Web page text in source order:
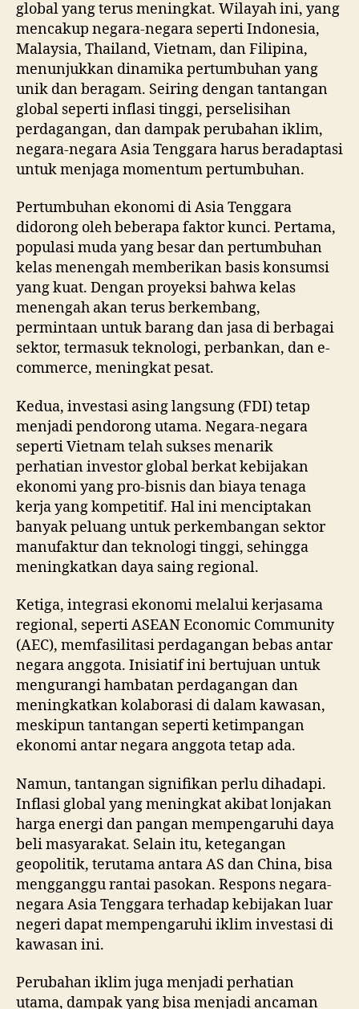
global yang terus meningkat. Wilayah ini, yang
mencakup negara-negara seperti Indonesia,
Malaysia, Thailand, Vietnam, dan Filipina,
menunjukkan dinamika pertumbuhan yang
unik dan beragam. Seiring dengan tantangan
global seperti inflasi tinggi, perselisihan
perdagangan, dan dampak perubahan iklim,
negara-negara Asia Tenggara harus beradaptasi
untuk menjaga momentum pertumbuhan.
Pertumbuhan ekonomi di Asia Tenggara
didorong oleh beberapa faktor kunci. Pertama,
populasi muda yang besar dan pertumbuhan
kelas menengah memberikan basis konsumsi
yang kuat. Dengan proyeksi bahwa kelas
menengah akan terus berkembang,
permintaan untuk barang dan jasa di berbagai
sektor, termasuk teknologi, perbankan, dan e-
commerce, meningkat pesat.
Kedua, investasi asing langsung (FDI) tetap
menjadi pendorong utama. Negara-negara
seperti Vietnam telah sukses menarik
perhatian investor global berkat kebijakan
ekonomi yang pro-bisnis dan biaya tenaga
kerja yang kompetitif. Hal ini menciptakan
banyak peluang untuk perkembangan sektor
manufaktur dan teknologi tinggi, sehingga
meningkatkan daya saing regional.
Ketiga, integrasi ekonomi melalui kerjasama
regional, seperti ASEAN Economic Community
(AEC), memfasilitasi perdagangan bebas antar
negara anggota. Inisiatif ini bertujuan untuk
mengurangi hambatan perdagangan dan
meningkatkan kolaborasi di dalam kawasan,
meskipun tantangan seperti ketimpangan
ekonomi antar negara anggota tetap ada.
Namun, tantangan signifikan perlu dihadapi.
Inflasi global yang meningkat akibat lonjakan
harga energi dan pangan mempengaruhi daya
beli masyarakat. Selain itu, ketegangan
geopolitik, terutama antara AS dan China, bisa
mengganggu rantai pasokan. Respons negara-
negara Asia Tenggara terhadap kebijakan luar
negeri dapat mempengaruhi iklim investasi di
kawasan ini.
Perubahan iklim juga menjadi perhatian
utama, dampak yang bisa menjadi ancaman